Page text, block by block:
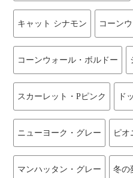
キャット シナモン コーン
コーンウォール・ボルドー
スカーレット・Pピンク ド
ニューヨーク・グレー ピオ
マンハッタン・グレー 冬の